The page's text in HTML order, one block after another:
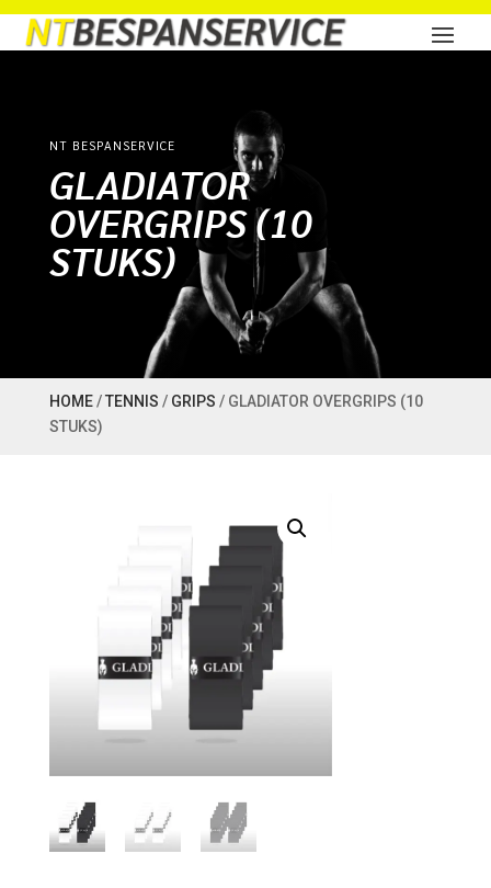
NT BESPANSERVICE
GLADIATOR
OVERGRIPS (10
STUKS)
HOME/TENNIS / GRIPS / GLADIATOR OVERGRIPS (10
STUKS)